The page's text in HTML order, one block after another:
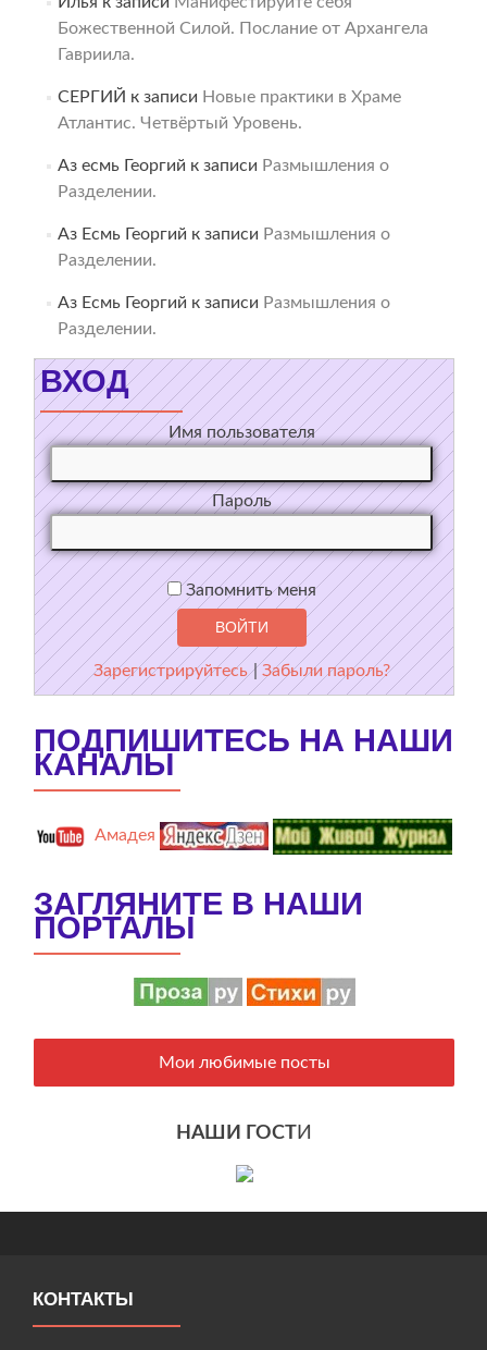
Божественной Силой. Послание от Архангела
Гавриила.
СЕРГИЙ к записи Новые практики в Храме
Атлантис. Четвёртый Уровень.
Аз есмь Георгий к записи Размышления о
Разделении.
Аз Есмь Георгий к записи Размышления о
Разделении.
Аз Есмь Георгий к записи Размышления о
Разделении.
ВХОД
Имя пользователя
Пароль
Запомнить меня
Зарегистрируйтесь |Забыли пароль?
ПОДПИШИТЕСЬ НА НАШИ
КАНАЛЫ
Амадея
ЗАГЛЯНИТЕ В НАШИ
ПОРТАЛЫ
Мои любимые посты
НАШИ ГОСТИ
КОНТАКТЫ